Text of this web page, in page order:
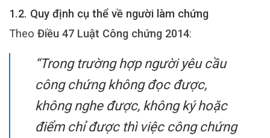
1.2. Quy định cụ thể về người làm chứng
Theo Điều 47 Luật Công chứng 2014:
“Trong trường hợp người yêu cầu
công chứng không đọc được,
không nghe được, không ký hoặc
điểm chỉ được thì việc công chứng